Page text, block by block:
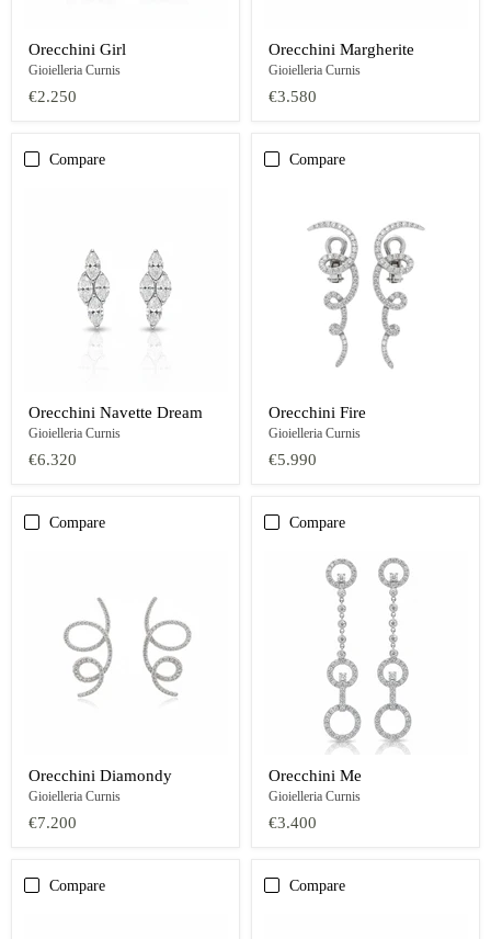
Orecchini Girl
Gioielleria Curnis
€2.250
Orecchini Margherite
Gioielleria Curnis
€3.580
Compare
Orecchini Navette Dream
Gioielleria Curnis
€6.320
Compare
Orecchini Fire
Gioielleria Curnis
€5.990
Compare
Orecchini Diamondy
Gioielleria Curnis
€7.200
Compare
Orecchini Me
Gioielleria Curnis
€3.400
Compare Compare